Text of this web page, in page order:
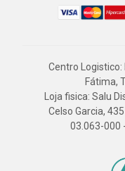
Centro Logistico:
Fátima,
Loja fisica: Salu
Celso Garcia,
03.063-000